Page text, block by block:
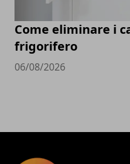
Come eliminare i
frigorifero
06/08/2026